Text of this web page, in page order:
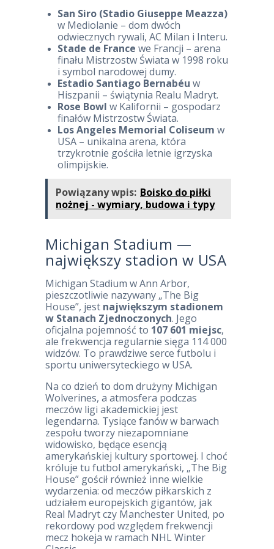
San Siro (Stadio Giuseppe Meazza)
w Mediolanie – dom dwóch
odwiecznych rywali, AC Milan i Interu.
Stade de France we Francji – arena
finału Mistrzostw Świata w 1998 roku
i symbol narodowej dumy.
Estadio Santiago Bernabéu w
Hiszpanii – świątynia Realu Madryt.
Rose Bowl w Kalifornii – gospodarz
finałów Mistrzostw Świata.
Los Angeles Memorial Coliseum w
USA – unikalna arena, która
trzykrotnie gościła letnie igrzyska
olimpijskie.
Powiązany wpis: Boisko do piłki
nożnej - wymiary, budowa i typy
Michigan Stadium —
największy stadion w USA
Michigan Stadium w Ann Arbor,
pieszczotliwie nazywany „The Big
House”, jest największym stadionem
w Stanach Zjednoczonych. Jego
oficjalna pojemność to 107 601 miejsc,
ale frekwencja regularnie sięga 114 000
widzów. To prawdziwe serce futbolu i
sportu uniwersyteckiego w USA.
Na co dzień to dom drużyny Michigan
Wolverines, a atmosfera podczas
meczów ligi akademickiej jest
legendarna. Tysiące fanów w barwach
zespołu tworzy niezapomniane
widowisko, będące esencją
amerykańskiej kultury sportowej. I choć
króluje tu futbol amerykański, „The Big
House” gościł również inne wielkie
wydarzenia: od meczów piłkarskich z
udziałem europejskich gigantów, jak
Real Madryt czy Manchester United, po
rekordowy pod względem frekwencji
mecz hokeja w ramach NHL Winter